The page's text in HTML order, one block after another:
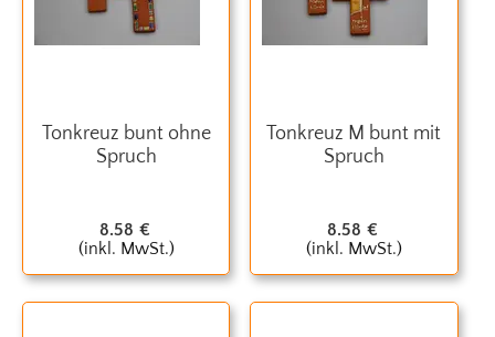
Tonkreuz bunt ohne
Spruch
8.58 €
(inkl. MwSt.)
Tonkreuz M bunt mit
Spruch
8.58 €
(inkl. MwSt.)